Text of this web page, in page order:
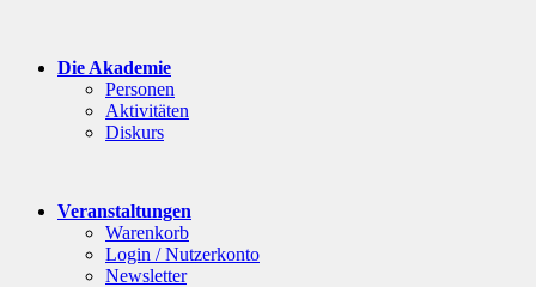
Die Akademie
Personen
Aktivitäten
Diskurs
Veranstaltungen
Warenkorb
Login / Nutzerkonto
Newsletter